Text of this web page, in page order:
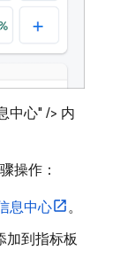
中心" /> 内
操作：
息中心
。
加到指标板